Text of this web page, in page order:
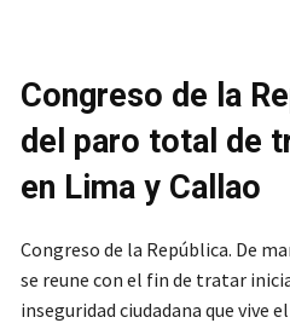
Congreso de la
del paro total de
en Lima y Callao
Congreso de la República. De
se reune con el fin de tratar
inseguridad ciudadana que vive